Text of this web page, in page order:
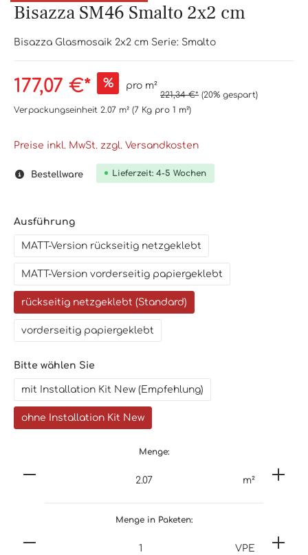
Bisazza SM46 Smalto 2x2 cm
Bisazza Glasmosaik 2x2 cm Serie: Smalto
177,07 €* % pro m²
221,34 €* (20% gespart)
Verpackungseinheit 2.07 m² (7 Kg pro 1 m²)
Preise inkl. MwSt. zzgl. Versandkosten
Bestellware Lieferzeit: 4-5 Wochen
Ausführung
MATT-Version rückseitig netzgeklebt
MATT-Version vorderseitig papiergeklebt
rückseitig netzgeklebt (Standard)
vorderseitig papiergeklebt
Bitte wählen Sie
mit Installation Kit New (Empfehlung)
ohne Installation Kit New
Menge:
m²
Menge in Paketen:
VPE